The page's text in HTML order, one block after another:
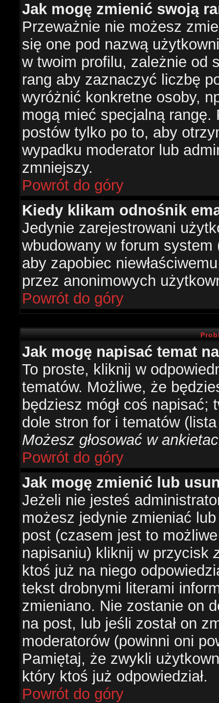
Jak mogę zmienić swoją
Przeważnie nie możesz
się one pod nazwą
w twoim profilu, zależnie od
rang aby zaznaczyć liczbę
wyróżnić konkretne osoby,
mogą mieć specjalną
postów tylko po to, aby
wypadku moderator lub
zmniejszy.
Powrót do góry
Kiedy klikam odnośnik
Jedynie zarejestrowani
wbudowany w forum system
aby zapobiec
przez anonimowych
Powrót do góry
Jak mogę napisać temat
To proste, kliknij w
tematów. Możliwe, że
będziesz mógł coś
dole stron for i tematów
Możesz głosować w
Powrót do góry
Jak mogę zmienić lub
Jeżeli nie jesteś
możesz jedynie zmieniać
post (czasem jest to
napisaniu) kliknij w przycisk
ktoś już na niego
tekst drobnymi literami
zmieniano. Nie zostanie on
na post, lub jeśli został on
moderatorów (powinni oni
Pamiętaj, że zwykli
który ktoś już odpowiedział.
Powrót do góry